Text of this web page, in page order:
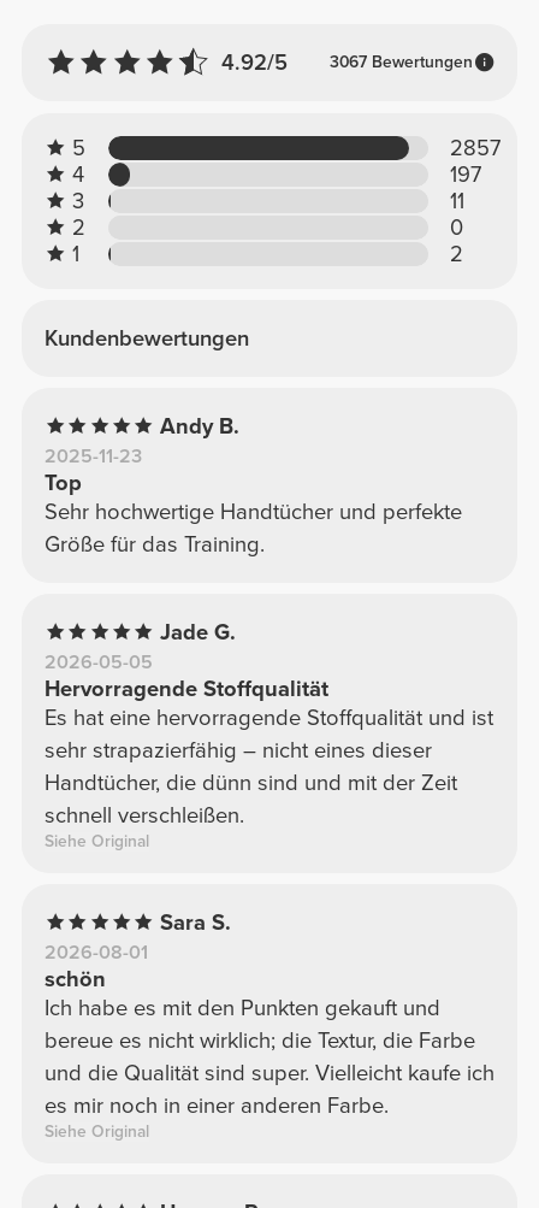
4.92/5 3067 Bewertungen
5
2857
4
197
3
11
2
0
1
2
Kundenbewertungen
Andy B.
2025-11-23
Top
Sehr hochwertige Handtücher und perfekte
Größe für das Training.
Jade G.
2026-05-05
Hervorragende Stoffqualität
Es hat eine hervorragende Stoffqualität und ist
sehr strapazierfähig – nicht eines dieser
Handtücher, die dünn sind und mit der Zeit
schnell verschleißen.
Siehe Original
Sara S.
2026-08-01
schön
Ich habe es mit den Punkten gekauft und
bereue es nicht wirklich; die Textur, die Farbe
und die Qualität sind super. Vielleicht kaufe ich
es mir noch in einer anderen Farbe.
Siehe Original